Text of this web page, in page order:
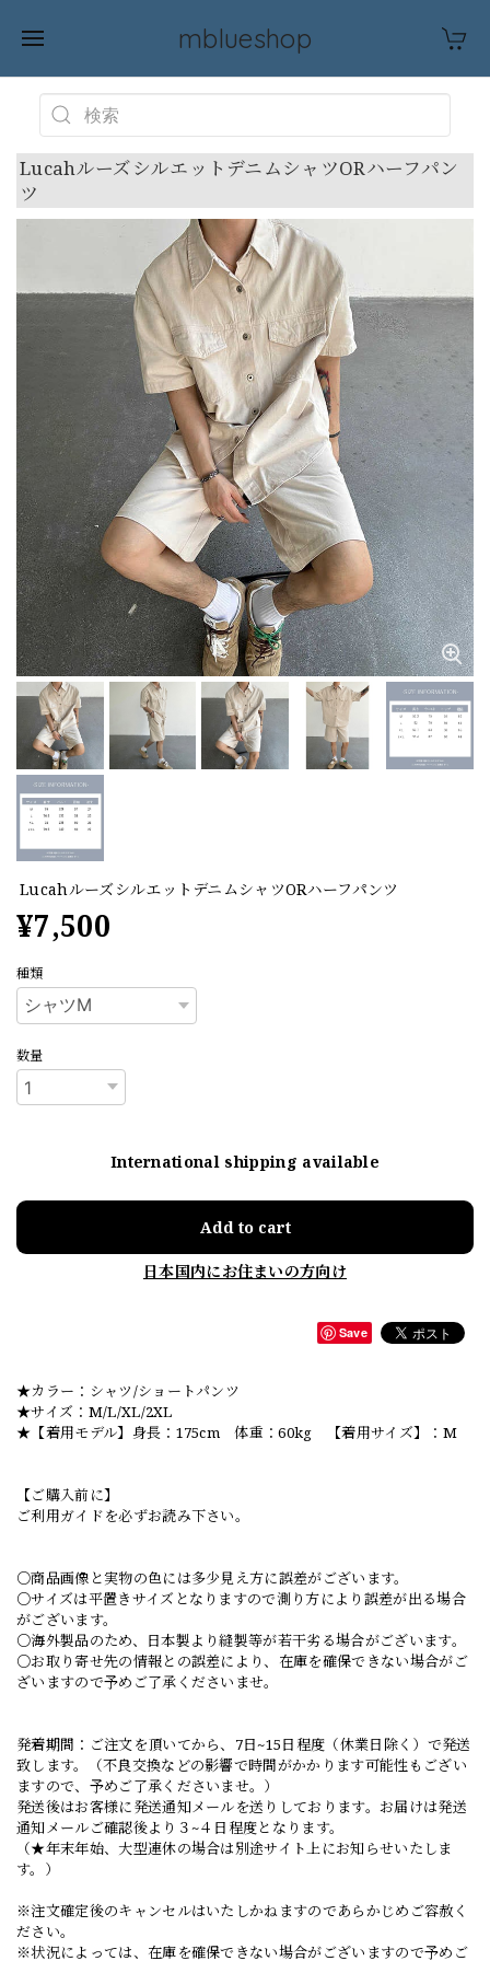
mblueshop
LucahルーズシルエットデニムシャツORハーフパン
ツ
LucahルーズシルエットデニムシャツORハーフパンツ
¥7,500
種類
数量
International shipping available
Add to cart
日本国内にお住まいの方向け
Save
★カラー：シャツ/ショートパンツ
★サイズ：M/L/XL/2XL
★【着用モデル】身長：175cm 体重：60kg 【着用サイズ】：M
【ご購入前に】
ご利用ガイドを必ずお読み下さい。
○商品画像と実物の色には多少見え方に誤差がございます。
○サイズは平置きサイズとなりますので測り方により誤差が出る場合
がございます。
○海外製品のため、日本製より縫製等が若干劣る場合がございます。
○お取り寄せ先の情報との誤差により、在庫を確保できない場合がご
ざいますので予めご了承くださいませ。
発着期間：ご注文を頂いてから、7日~15日程度（休業日除く）で発送
致します。（不良交換などの影響で時間がかかります可能性もござい
ますので、予めご了承くださいませ。）
発送後はお客様に発送通知メールを送りしております。お届けは発送
通知メールご確認後より３~４日程度となります。
（★年末年始、大型連休の場合は別途サイト上にお知らせいたしま
す。）
※注文確定後のキャンセルはいたしかねますのであらかじめご容赦く
ださい。
※状況によっては、在庫を確保できない場合がございますので予めご